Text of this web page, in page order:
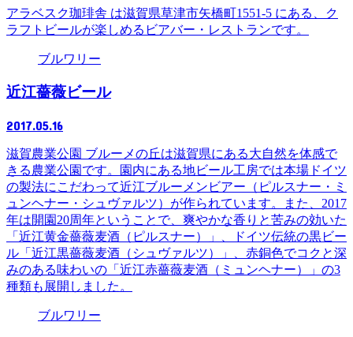
アラベスク珈琲舎 は滋賀県草津市矢橋町1551-5 にある、ク
ラフトビールが楽しめるビアバー・レストランです。
ブルワリー
近江薔薇ビール
2017.05.16
滋賀農業公園 ブルーメの丘は滋賀県にある大自然を体感で
きる農業公園です。園内にある地ビール工房では本場ドイツ
の製法にこだわって近江ブルーメンビアー（ピルスナー・ミ
ュンヘナー・シュヴァルツ）が作られています。また、2017
年は開園20周年ということで、爽やかな香りと苦みの効いた
「近江黄金薔薇麦酒（ピルスナー）」、ドイツ伝統の黒ビー
ル「近江黒薔薇麦酒（シュヴァルツ）」、赤銅色でコクと深
みのある味わいの「近江赤薔薇麦酒（ミュンヘナー）」の3
種類も展開しました。
ブルワリー